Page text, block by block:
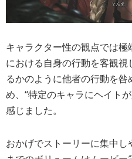
キャラクター性の観点では
における自身の行動を客観
るかのように他者の行動を
め、“特定のキャラにヘイト
感じました。
おかげでストーリーに集中